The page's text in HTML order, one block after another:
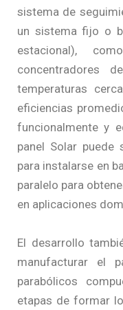
sistema de
un sistema fijo o
estacional),
concentradores
temperaturas
eficiencias
funcionalmente y
panel Solar
para instalarse en
paralelo para
en aplicaciones
El desarrollo
manufacturar el
parabólicos
etapas de formar